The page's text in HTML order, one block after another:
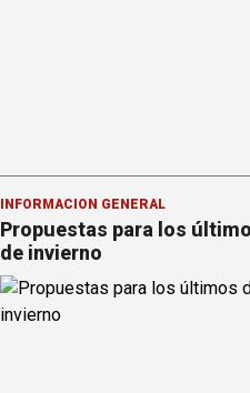
INFORMACION GENERAL
Propuestas para los
de invierno